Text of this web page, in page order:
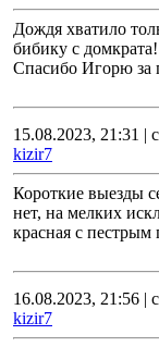
Дождя хватило
бибику с
Спасибо Игорю за
15.08.2023, 21:31 |
kizir7
Короткие выезды
нет, на мелких
красная с
16.08.2023, 21:56 |
kizir7